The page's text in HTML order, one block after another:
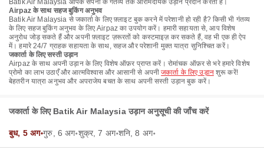
Batik Air Malaysia आपके सपनों के गंतव्य तक आरामदायक उड़ान प्रदान करता है।
Airpaz के साथ सहज बुकिंग अनुभव
Batik Air Malaysia से जकार्ता के लिए फ़्लाइट बुक करने में परेशानी हो रही है? किसी भी गंतव्य
के लिए सहज बुकिंग अनुभव के लिए Airpaz का उपयोग करें। हमारी सहायता से, आप विशेष
अनुरोध जोड़ सकते हैं और अपनी फ़्लाइट ज़रूरतों को कस्टमाइज़ कर सकते हैं, वह भी एक ही ऐप
में। हमारे 24/7 ग्राहक सहायता के साथ, सहज और परेशानी मुक्त यात्रा सुनिश्चित करें।
जकार्ता के लिए सस्ती उड़ान
Airpaz के साथ अपनी उड़ान के लिए विशेष ऑफ़र प्राप्त करें। रोमांचक ऑफ़र से भरे हमारे विशेष
प्रोमो का लाभ उठाएँ और आत्मविश्वास और आसानी से अपनीजकार्ता के लिए उड़ानशुरू करें!
बेहतरीन यात्रा अनुभव और अपराजेय बचत के साथ अपनी सस्ती उड़ान बुक करें।
जकार्ता के लिए Batik Air Malaysia उड़ान अनुसूची की जाँच करें
बुध, 5 अग॰गुरु, 6 अग॰शुक्र, 7 अग॰शनि, 8 अग॰